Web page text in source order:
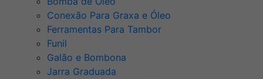
Conexão Para Graxa e Óleo
Ferramentas Para Tambor
Funil
Galão e Bombona
Jarra Graduada